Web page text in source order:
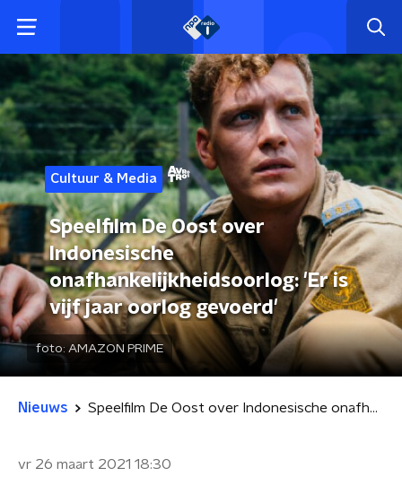
Cultuur & Media
Speelfilm De Oost over
Indonesische
onafhankelijkheidsoorlog: 'Er is
vijf jaar oorlog gevoerd'
foto: AMAZON PRIME
Nieuws Speelfilm De Oost over Indonesische onafhankelijkheidsoorlog: 'Er is vijf jaar oorlog gevoerd'
vr 26 maart 2021 18:30